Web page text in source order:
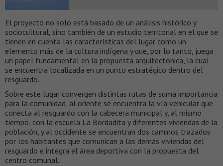
El proyecto no solo está basado de un análisis histórico y
sociocultural, sino también de un estudio territorial en el que se
tienen en cuenta las características del lugar como un
elemento más de la cultura indígena y que, por lo tanto, juega
un papel fundamental en la propuesta arquitectónica, la cual
se encuentra localizada en un punto estratégico dentro del
resguardo.
Sobre este lugar convergen distintas rutas de suma importancia
para la comunidad, al oriente se encuentra la vía vehicular que
conecta al resguardo con la cabecera municipal y, al mismo
tiempo, con la escuela La Bordadita y diferentes viviendas de la
población, y al occidente se encuentran dos caminos trazados
por los habitantes que comunican a las demás viviendas del
resguardo e integra el área deportiva con la propuesta del
centro comunal.